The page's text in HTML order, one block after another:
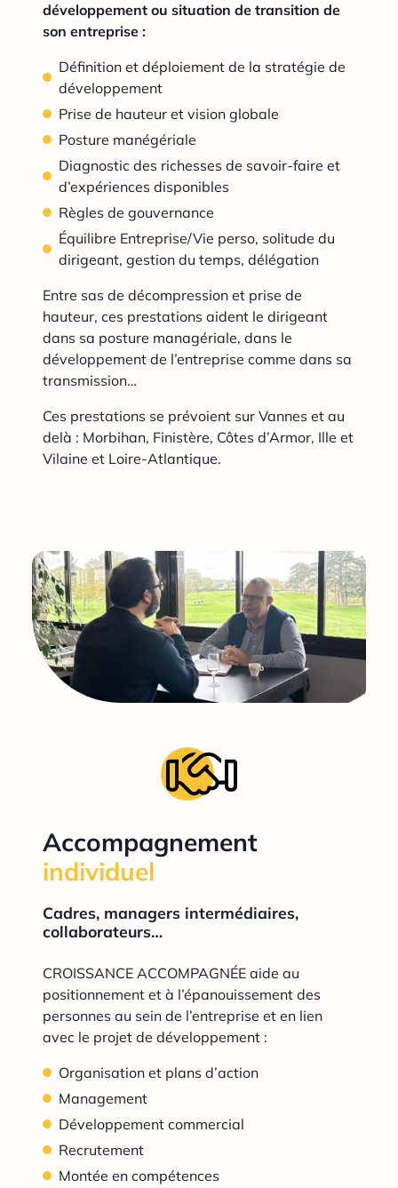
développement ou situation de transition de
son entreprise :
Définition et déploiement de la stratégie de
développement
Prise de hauteur et vision globale
Posture manégériale
Diagnostic des richesses de savoir-faire et
d’expériences disponibles
Règles de gouvernance
Équilibre Entreprise/Vie perso, solitude du
dirigeant, gestion du temps, délégation
Entre sas de décompression et prise de
hauteur, ces prestations aident le dirigeant
dans sa posture managériale, dans le
développement de l’entreprise comme dans sa
transmission…
Ces prestations se prévoient sur Vannes et au
delà : Morbihan, Finistère, Côtes d’Armor, Ille et
Vilaine et Loire-Atlantique.
Accompagnement
individuel
Cadres, managers intermédiaires,
collaborateurs…
CROISSANCE ACCOMPAGNÉE aide au
positionnement et à l’épanouissement des
personnes au sein de l’entreprise et en lien
avec le projet de développement :
Organisation et plans d’action
Management
Développement commercial
Recrutement
Montée en compétences